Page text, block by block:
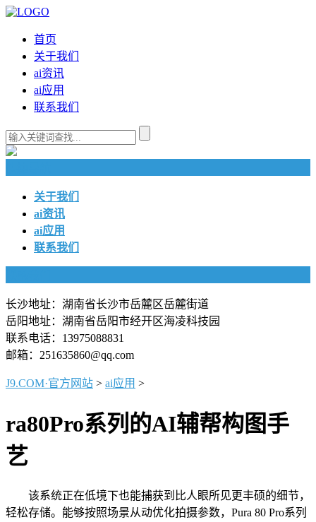
首页
关于我们
ai资讯
ai应用
联系我们
关于我们
ai资讯
ai应用
联系我们
长沙地址：湖南省长沙市岳麓区岳麓街道
岳阳地址：湖南省岳阳市经开区海凌科技园
联系电话：13975088831
邮箱：251635860@qq.com
J9.COM·官方网站 > ai应用 >
ra80Pro系列的AI辅帮构图手
艺
该系统正在低境下也能捕获到比人眼所见更丰硕的细节，
轻松存储。能够按照场景从动优化拍摄参数，Pura 80 Pro系列